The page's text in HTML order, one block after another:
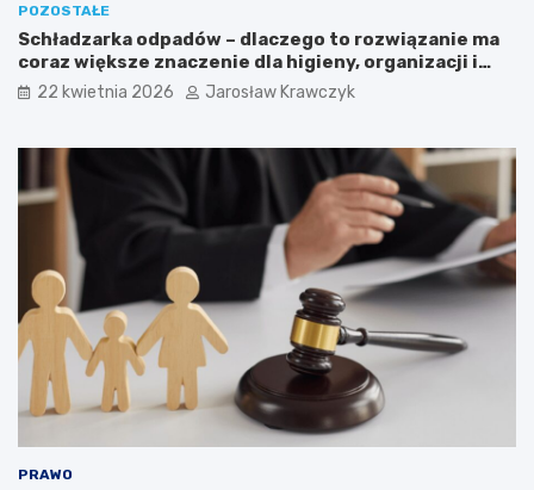
POZOSTAŁE
Schładzarka odpadów – dlaczego to rozwiązanie ma
coraz większe znaczenie dla higieny, organizacji i
wygody pracy?
22 kwietnia 2026 Jarosław Krawczyk
PRAWO